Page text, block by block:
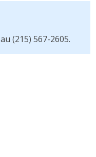
au (215) 567-2605.